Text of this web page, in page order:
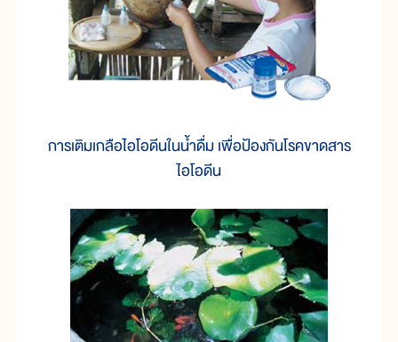
การเติมเกลือไอโอดีนในน้ำดื่ม เพื่อป้องกันโรคขาดสาร
ไอโอดีน